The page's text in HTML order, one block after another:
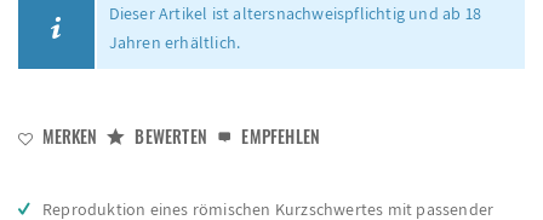
Dieser Artikel ist altersnachweispflichtig und ab 18
Jahren erhältlich.
MERKEN BEWERTEN EMPFEHLEN
Reproduktion eines römischen Kurzschwertes mit passender